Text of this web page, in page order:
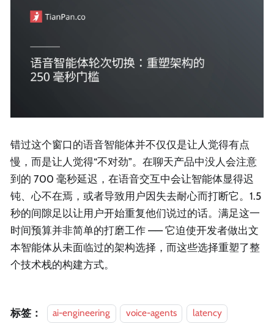
错过这个窗口的语音智能体并不仅仅是让人觉得有点
慢，而是让人觉得“不对劲”。在聊天产品中没人会注意
到的 700 毫秒延迟，在语音交互中会让智能体显得迟
钝、心不在焉，或者导致用户因失去耐心而打断它。1.5
秒的间隙足以让用户开始重复他们说过的话。满足这一
时间预算并非简单的打磨工作 —— 它迫使开发者做出文
本智能体从未面临过的架构选择，而这些选择重塑了整
个技术栈的构建方式。
标签： ai-engineering voice-agents
latency